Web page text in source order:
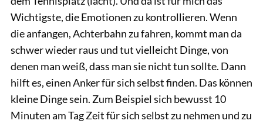
Wichtigste, die Emotionen zu kontrollieren. Wenn
die anfangen, Achterbahn zu fahren, kommt man da
schwer wieder raus und tut vielleicht Dinge, von
denen man weiß, dass man sie nicht tun sollte. Dann
hilft es, einen Anker für sich selbst finden. Das können
kleine Dinge sein. Zum Beispiel sich bewusst 10
Minuten am Tag Zeit für sich selbst zu nehmen und zu